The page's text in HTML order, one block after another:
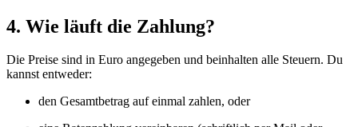
4. Wie läuft die Zahlung?
Die Preise sind in Euro angegeben und beinhalten alle Steuern. Du
kannst entweder:
den Gesamtbetrag auf einmal zahlen, oder